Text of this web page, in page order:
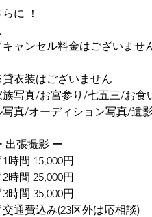
らに ！
ャンセル料金はございませ
衣装はございません
族写真/お宮参り/七五三/お食
写真/オーディション写真/遺
出張撮影 ー
時間 15,000円
時間 25,000円
時間 35,000円
通費込み(23区外は応相談)